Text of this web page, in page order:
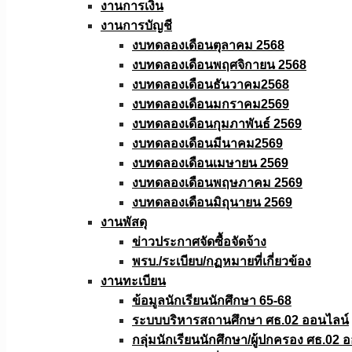
งานการเงิน
งานการบัญชี
งบทดลองเดือนตุลาคม 2568
งบทดลองเดือนพฤศจิกายน 2568
งบทดลองเดือนธันวาคม2568
งบทดลองเดือนมกราคม2569
งบทดลองเดือนกุมภาพันธ์ 2569
งบทดลองเดือนมีนาคม2569
งบทดลองเดือนเมษายน 2569
งบทดลองเดือนพฤษภาคม 2569
งบทดลองเดือนมิถุนายน 2569
งานพัสดุ
ข่าวประกาศจัดซื้อจัดจ้าง
พรบ./ระเบียบ/กฏหมายที่เกี่ยวข้อง
งานทะเบียน
ข้อมูลนักเรียนนักศึกษา 65-68
ระบบบริหารสถานศึกษา ศธ.02 ออนไลน์
กลุ่มนักเรียนนักศึกษา/ผู้ปกครอง ศธ.02